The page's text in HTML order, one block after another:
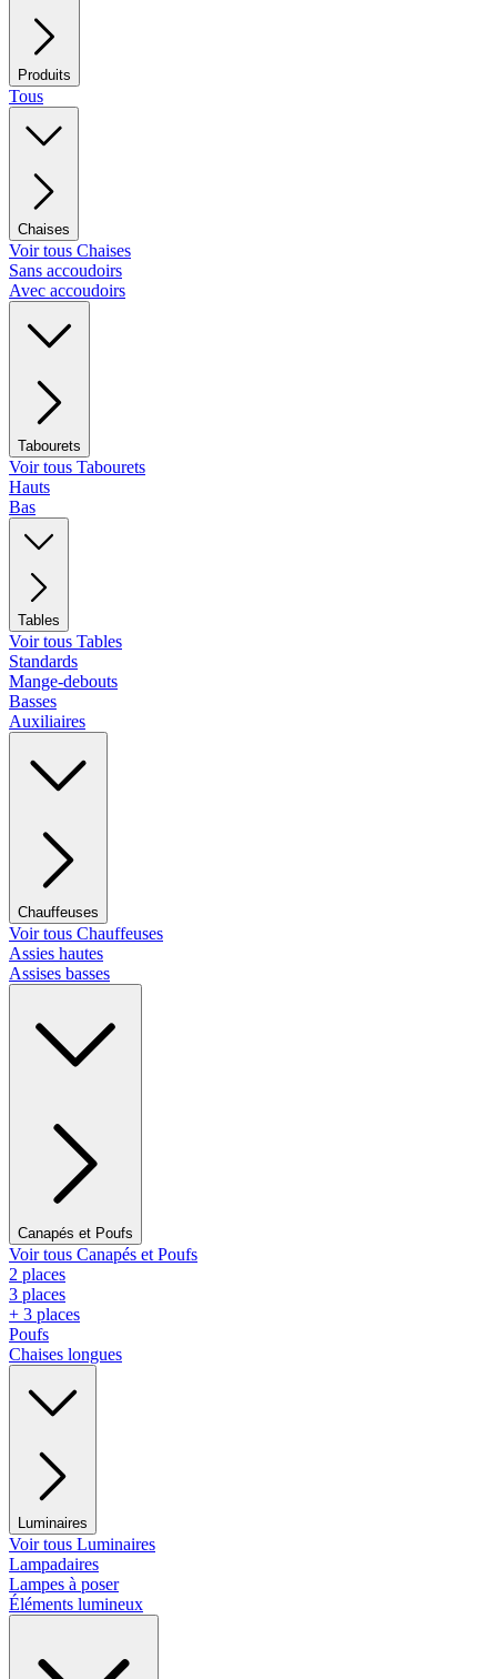
Produits
Tous
Chaises
Voir tous Chaises
Sans accoudoirs
Avec accoudoirs
Tabourets
Voir tous Tabourets
Hauts
Bas
Tables
Voir tous Tables
Standards
Mange-debouts
Basses
Auxiliaires
Chauffeuses
Voir tous Chauffeuses
Assies hautes
Assises basses
Canapés et Poufs
Voir tous Canapés et Poufs
2 places
3 places
+ 3 places
Poufs
Chaises longues
Luminaires
Voir tous Luminaires
Lampadaires
Lampes à poser
Éléments lumineux